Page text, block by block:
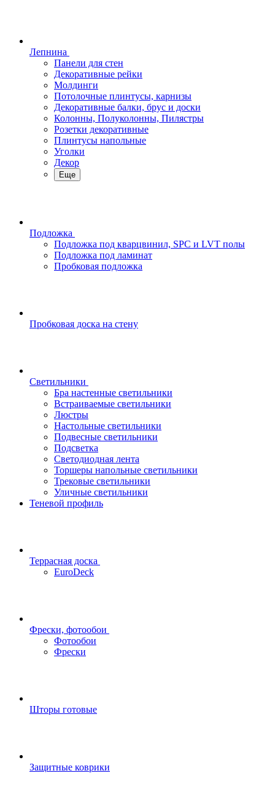
Лепнина
Панели для стен
Декоративные рейки
Молдинги
Потолочные плинтусы, карнизы
Декоративные балки, брус и доски
Колонны, Полуколонны, Пилястры
Розетки декоративные
Плинтусы напольные
Уголки
Декор
Еще
Подложка
Подложка под кварцвинил, SPC и LVT полы
Подложка под ламинат
Пробковая подложка
Пробковая доска на стену
Светильники
Бра настенные светильники
Встраиваемые светильники
Люстры
Настольные светильники
Подвесные светильники
Подсветка
Светодиодная лента
Торшеры напольные светильники
Трековые светильники
Уличные светильники
Теневой профиль
Террасная доска
EuroDeck
Фрески, фотообои
Фотообои
Фрески
Шторы готовые
Защитные коврики